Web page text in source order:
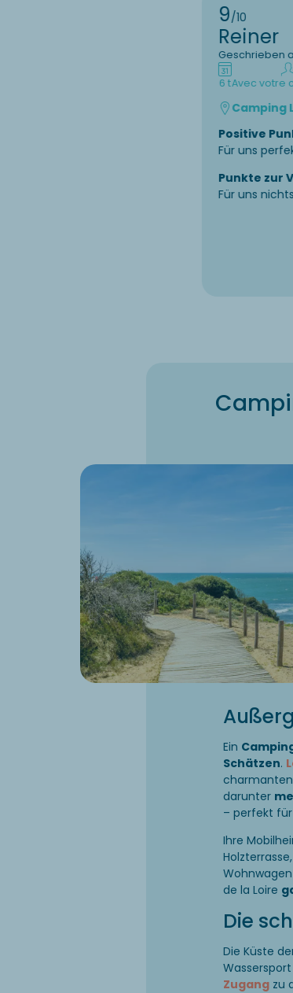
9/10
Reiner
Geschrieben
6 tAvec votre
Camping
Positive
Für uns
Punkte zur
Für uns
Ein
Schätzen.
charmanten
darunter
– perfekt
Ihre
de la Loire
Die
Die Küste
Zugang zu